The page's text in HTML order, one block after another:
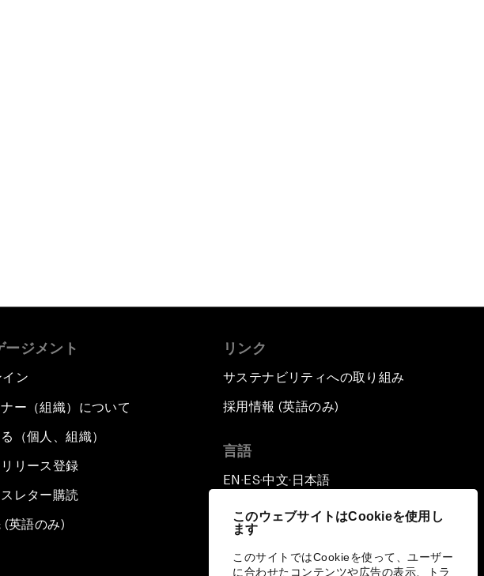
このウェブサイトはCookieを使用し
ます
このサイトではCookieを使って、ユーザー
に合わせたコンテンツや広告の表示、トラ
ージメント
ン
ー（組織）について
（個人、組織）
リース登録
レター購読
(英語のみ)
リンク
サステナビリティへの取り組み
採用情報 (英語のみ)
言語
EN ▪ ES▪中文▪ 日本語